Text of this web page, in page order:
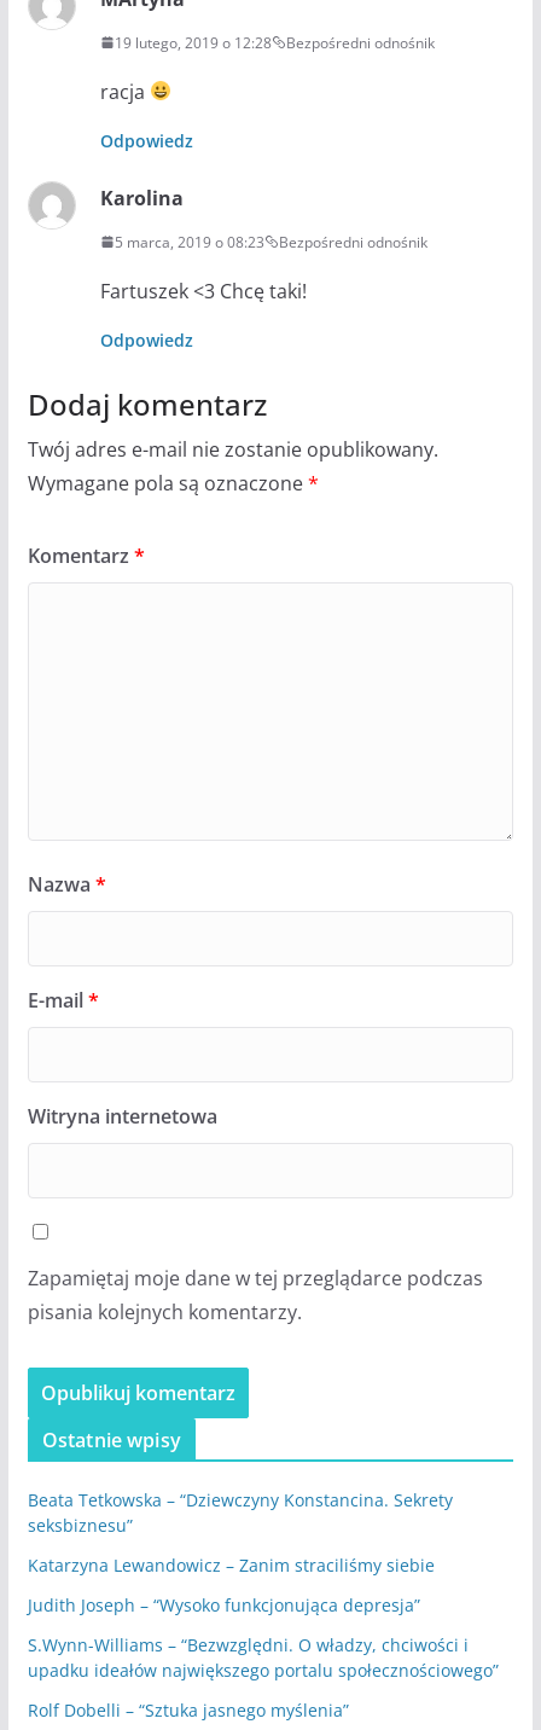
19 lutego, 2019 o 12:28 Bezpośredni odnośnik
racja
Odpowiedz
Karolina
5 marca, 2019 o 08:23 Bezpośredni odnośnik
Fartuszek <3 Chcę taki!
Odpowiedz
Dodaj komentarz
Twój adres e-mail nie zostanie opublikowany.
Wymagane pola są oznaczone*
Komentarz *
Nazwa *
E-mail*
Witryna internetowa
Zapamiętaj moje dane w tej przeglądarce podczas
pisania kolejnych komentarzy.
Ostatnie wpisy
Beata Tetkowska – “Dziewczyny Konstancina. Sekrety
seksbiznesu”
Katarzyna Lewandowicz – Zanim straciliśmy siebie
Judith Joseph – “Wysoko funkcjonująca depresja”
S.Wynn-Williams – “Bezwzględni. O władzy, chciwości i
upadku ideałów największego portalu społecznościowego”
Rolf Dobelli – “Sztuka jasnego myślenia”